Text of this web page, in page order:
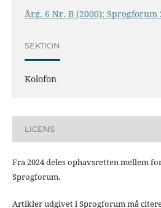
Årg. 6 Nr. B (2000): Sprogforum
SEKTION
Kolofon
LICENS
Fra 2024 deles ophavsretten mellem
Sprogforum.
Artikler udgivet i Sprogforum må